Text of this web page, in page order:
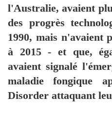
l'Australie, avaient
des progrès
1990, mais n'avaient
à 2015 - et que,
avaient signalé
maladie fongique
Disorder attaquant